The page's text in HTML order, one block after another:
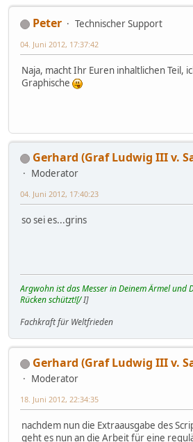
Peter
Technischer Support
04. Juni 2012, 17:37:42
Naja, macht Ihr Euren inhaltlichen Teil,
Graphische
Gerhard (Graf Ludwig III v.
Moderator
04. Juni 2012, 17:40:23
so sei es...grins
Argwohn ist das Messer in Deinem Ärmel und
Rücken schützt![/I]
Fachkraft für Weltfrieden
Gerhard (Graf Ludwig III v.
Moderator
18. Juni 2012, 22:34:35
nachdem nun die Extraausgabe des
geht es nun an die Arbeit für eine